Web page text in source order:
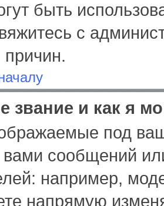
быть
с
звание и как я
под
вами сообщений
например,
напрямую